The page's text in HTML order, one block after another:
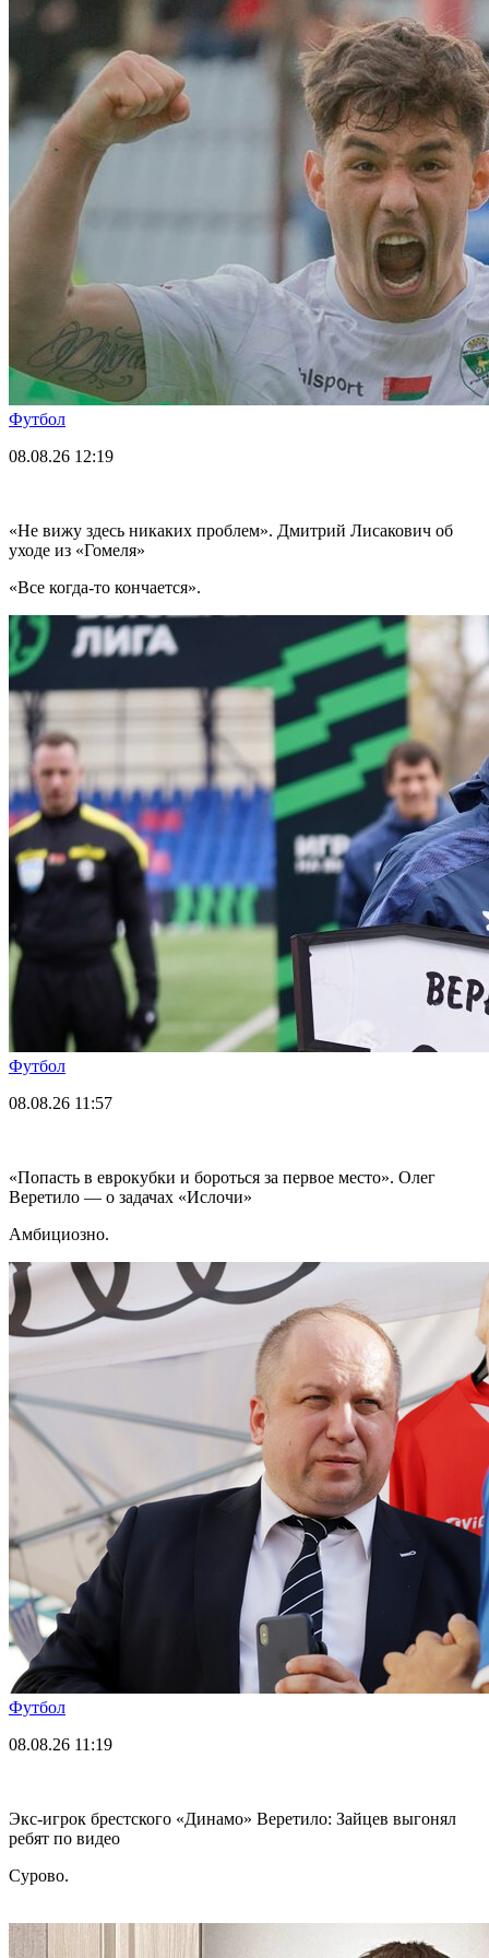
Футбол
08.08.26 12:19
«Не вижу здесь никаких проблем». Дмитрий Лисакович об
уходе из «Гомеля»
«Все когда-то кончается».
Футбол
08.08.26 11:57
«Попасть в еврокубки и бороться за первое место». Олег
Веретило — о задачах «Ислочи»
Амбициозно.
Футбол
08.08.26 11:19
Экс-игрок брестского «Динамо» Веретило: Зайцев выгонял
ребят по видео
Сурово.